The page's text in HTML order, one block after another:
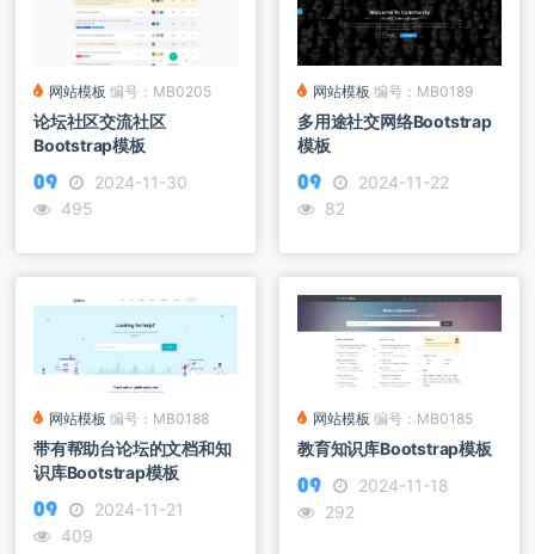
网站模板 编号：MB0205
论坛社区交流社区
Bootstrap模板
2024-11-30
495
网站模板 编号：MB0189
多用途社交网络Bootstrap
模板
2024-11-22
82
网站模板 编号：MB0188
带有帮助台论坛的文档和知
识库Bootstrap模板
2024-11-21
409
网站模板 编号：MB0185
教育知识库Bootstrap模板
2024-11-18
292